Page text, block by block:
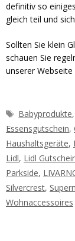
definitiv so
gleich teil und
Sollten Sie klein
schauen Sie
unserer Webseite
Schlagwörter
Babyprodukte,
Essensgutschein,
Haushaltsgeräte,
Lidl, Lidl
Parkside,
Silvercrest,
Wohnaccessoires